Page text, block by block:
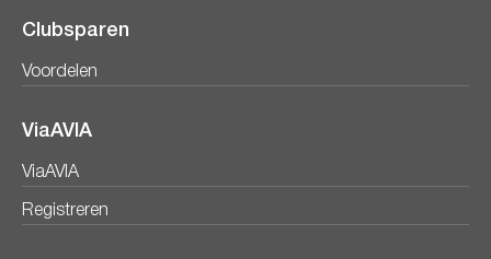
Clubsparen
Voordelen
ViaAVIA
ViaAVIA
Registreren